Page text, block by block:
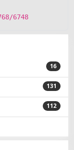
6748
16
131
112